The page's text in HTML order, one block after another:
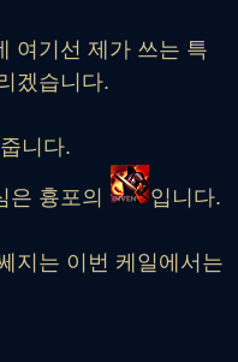
여기선 제가 쓰는 특
겠습니다.
니다.
은 흉포의 입니다.
지는 이번 케일에서는